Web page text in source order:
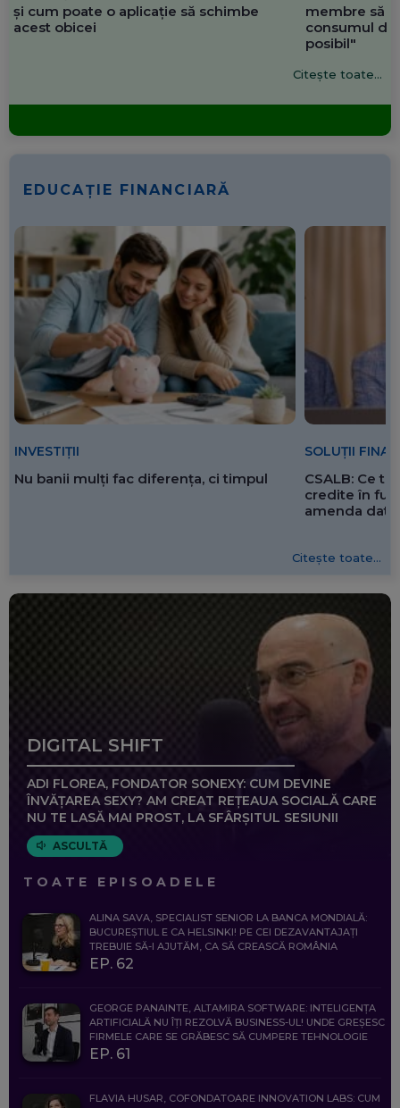
și cum poate o aplicație să schimbe
acest obicei
membre să
consumul de
posibil"
Citește toate...
EDUCAȚIE FINANCIARĂ
INVESTIȚII
Nu banii mulți fac diferența, ci timpul
SOLUȚII
CSALB: Ce
credite în
amenda
Citește toate...
DIGITAL SHIFT
ADI FLOREA, FONDATOR SONEXY: CUM DEVINE
ÎNVĂȚAREA SEXY? AM CREAT REȚEAUA SOCIALĂ CARE
NU TE LASĂ MAI PROST, LA SFÂRȘITUL SESIUNII
ASCULTĂ
TOATE EPISOADELE
ALINA SAVA, SPECIALIST SENIOR LA BANCA MONDIALĂ:
BUCUREȘTIUL E CA HELSINKI! PE CEI DEZAVANTAJAȚI
TREBUIE SĂ-I AJUTĂM, CA SĂ CREASCĂ ROMÂNIA
EP. 62
GEORGE PANAINTE, ALTAMIRA SOFTWARE: INTELIGENȚA
ARTIFICIALĂ NU ÎȚI REZOLVĂ BUSINESS-UL! UNDE GREȘESC
FIRMELE CARE SE GRĂBESC SĂ CUMPERE TEHNOLOGIE
EP. 61
FLAVIA HUSAR, COFONDATOARE INNOVATION LABS: CUM